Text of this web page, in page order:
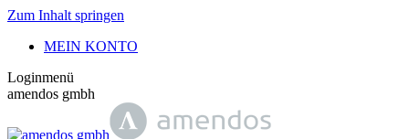
Zum Inhalt springen
MEIN KONTO
Loginmenü
amendos gmbh